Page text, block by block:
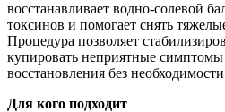
восстанавливает водно-солевой
токсинов и помогает снять
Процедура позволяет
купировать неприятные симптомы
восстановления без
Для кого подходит